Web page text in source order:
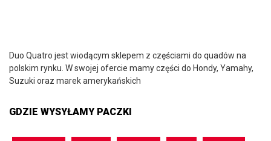
Duo Quatro jest wiodącym sklepem z częściami do quadów na
polskim rynku. W swojej ofercie mamy części do Hondy, Yamahy,
Suzuki oraz marek amerykańskich
GDZIE WYSYŁAMY PACZKI